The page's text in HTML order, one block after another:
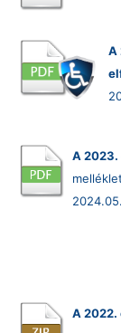
A
A 2023.
A 2022.